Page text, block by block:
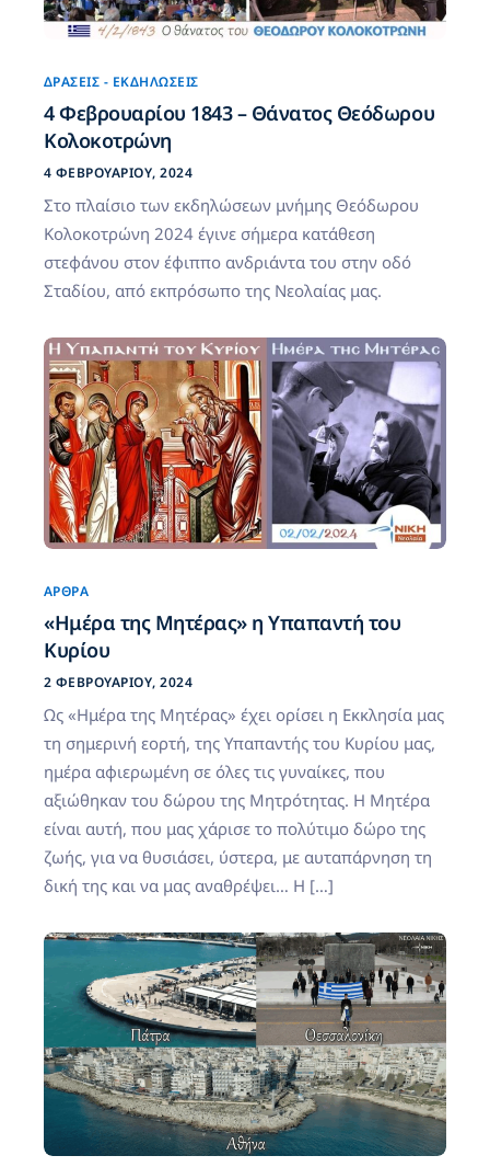
ΔΡΆΣΕΙΣ - ΕΚΔΗΛΏΣΕΙΣ
4 Φεβρουαρίου 1843 – Θάνατος Θεόδωρου
Κολοκοτρώνη
4 ΦΕΒΡΟΥΑΡΊΟΥ, 2024
Στο πλαίσιο των εκδηλώσεων μνήμης Θεόδωρου
Κολοκοτρώνη 2024 έγινε σήμερα κατάθεση
στεφάνου στον έφιππο ανδριάντα του στην οδό
Σταδίου, από εκπρόσωπο της Νεολαίας μας.
ΆΡΘΡΑ
«Ημέρα της Μητέρας» η Υπαπαντή του
Κυρίου
2 ΦΕΒΡΟΥΑΡΊΟΥ, 2024
Ως «Ημέρα της Μητέρας» έχει ορίσει η Εκκλησία μας
τη σημερινή εορτή, της Υπαπαντής του Κυρίου μας,
ημέρα αφιερωμένη σε όλες τις γυναίκες, που
αξιώθηκαν του δώρου της Μητρότητας. Η Μητέρα
είναι αυτή, που μας χάρισε το πολύτιμο δώρο της
ζωής, για να θυσιάσει, ύστερα, με αυταπάρνηση τη
δική της και να μας αναθρέψει… Η […]